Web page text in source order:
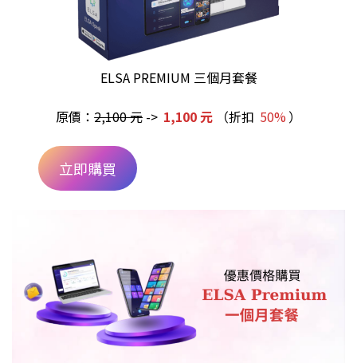
ELSA PREMIUM 三個月套餐
原價：2,100 元-> 1,100 元 （折扣 50% ）
立即購買